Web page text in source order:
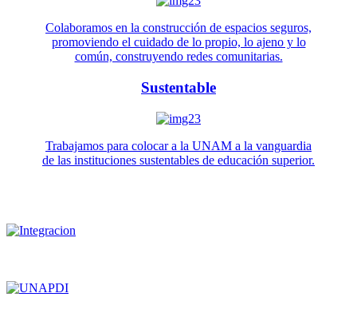
Colaboramos en la construcción de espacios seguros,
promoviendo el cuidado de lo propio, lo ajeno y lo
común, construyendo redes comunitarias.
Sustentable
Trabajamos para colocar a la UNAM a la vanguardia
de las instituciones sustentables de educación superior.